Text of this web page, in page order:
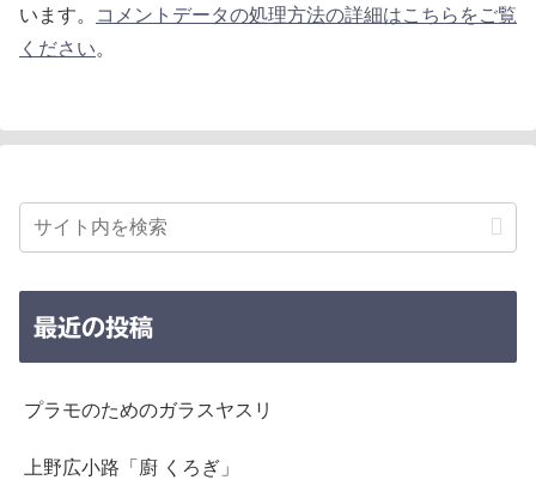
います。
コメントデータの処理方法の詳細はこちらをご覧
ください。
最近の投稿
プラモのためのガラスヤスリ
上野広小路「廚 くろぎ」